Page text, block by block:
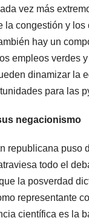
vez más
la congestión y los
hay un
empleos verdes
dinamizar la
para las
negacionismo
republicana puso
todo el
la posverdad
representante
científica es la